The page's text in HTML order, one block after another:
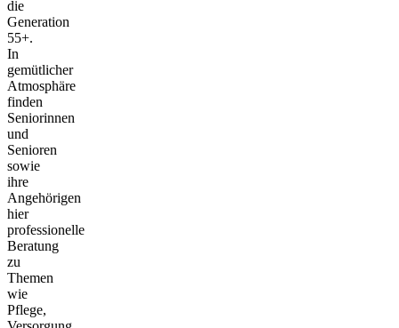
die
Generation
55+.
In
gemütlicher
Atmosphäre
finden
Seniorinnen
und
Senioren
sowie
ihre
Angehörigen
hier
professionelle
Beratung
zu
Themen
wie
Pflege,